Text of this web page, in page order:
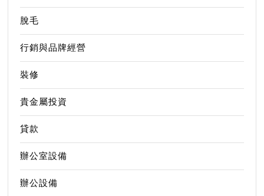
脫毛
行銷與品牌經營
裝修
貴金屬投資
貸款
辦公室設備
辦公設備